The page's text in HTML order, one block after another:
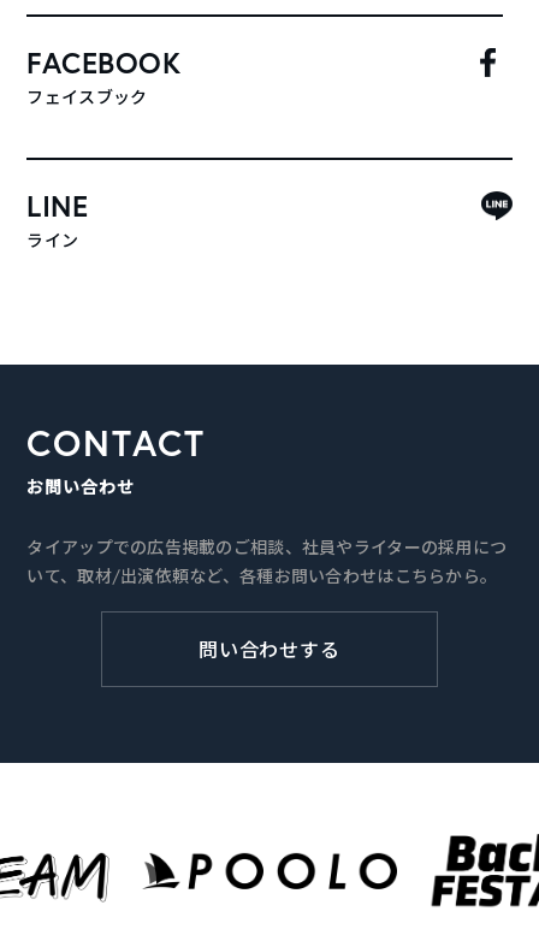
FACEBOOK
フェイスブック
LINE
ライン
CONTACT
お問い合わせ
タイアップでの広告掲載のご相談、社員やライターの採用につ
いて、取材/出演依頼など、各種お問い合わせはこちらから。
問い合わせする